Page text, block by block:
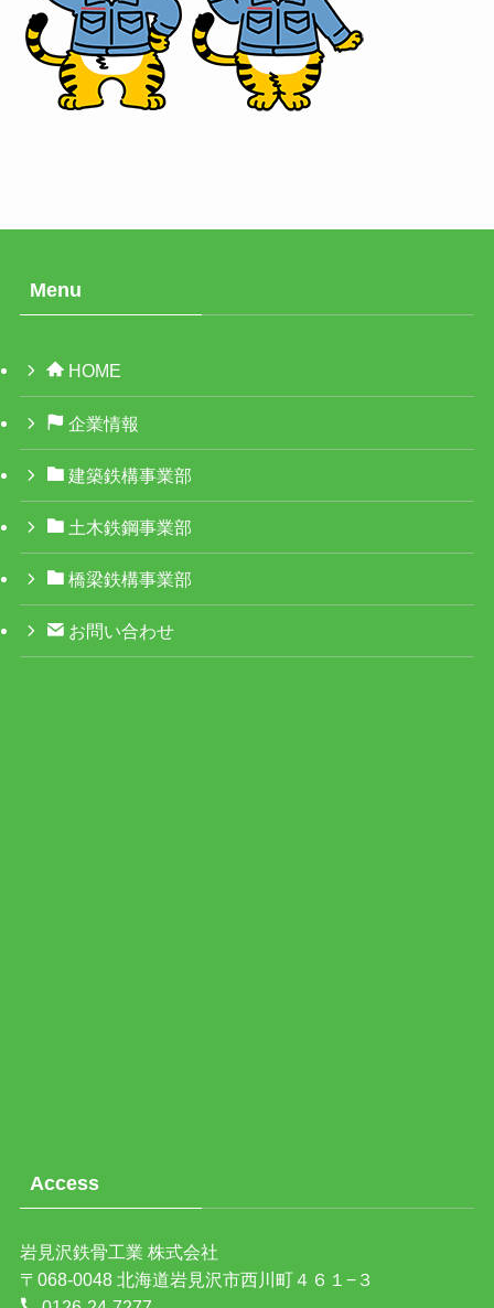
Menu
HOME
企業情報
建築鉄構事業部
土木鉄鋼事業部
橋梁鉄構事業部
お問い合わせ
Access
岩見沢鉄骨工業 株式会社
〒068-0048 北海道岩見沢市西川町４６１−３